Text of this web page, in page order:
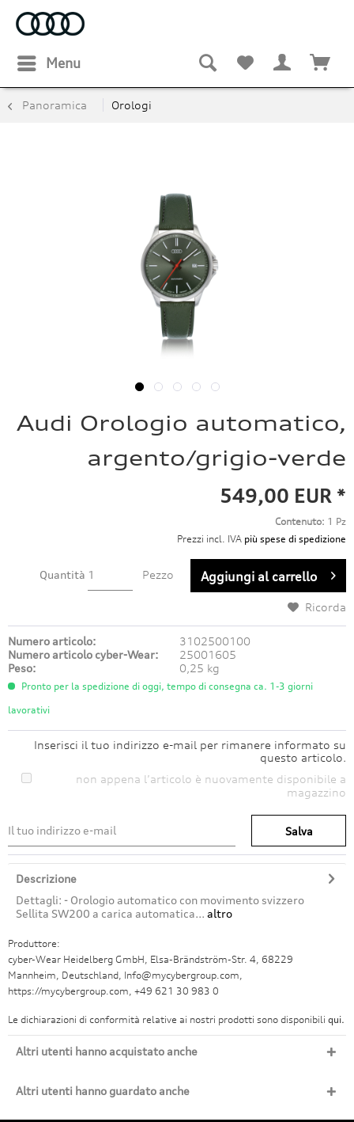
Menu
Panoramica Orologi
Audi Orologio automatico,
argento/grigio-verde
549,00 EUR *
Contenuto: 1 Pz
Prezzi incl. IVA più spese di spedizione
Quantità Pezzo Aggiungi al carrello
Ricorda
Numero articolo:
3102500100
Numero articolo cyber-Wear:
25001605
Peso:
0,25 kg
Pronto per la spedizione di oggi, tempo di consegna ca. 1-3 giorni
lavorativi
Inserisci il tuo indirizzo e-mail per rimanere informato su
questo articolo.
non appena l’articolo è nuovamente disponibile a
magazzino
Salva
Descrizione
Dettagli: - Orologio automatico con movimento svizzero
Sellita SW200 a carica automatica... altro
Produttore:
cyber-Wear Heidelberg GmbH, Elsa-Brändström-Str. 4, 68229
Mannheim, Deutschland, Info@mycybergroup.com,
https://mycybergroup.com, +49 621 30 983 0
Le dichiarazioni di conformità relative ai nostri prodotti sono disponibili qui.
Altri utenti hanno acquistato anche
Altri utenti hanno guardato anche